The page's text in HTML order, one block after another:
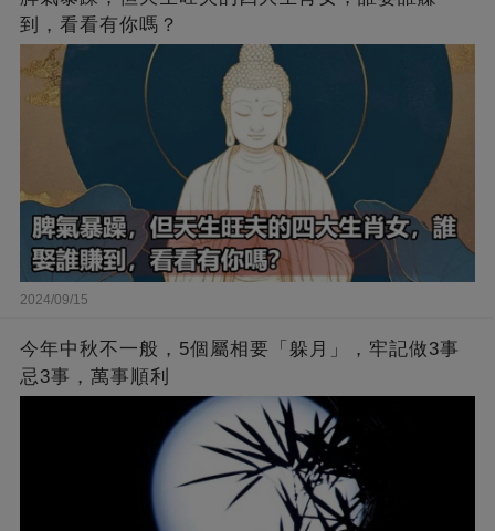
到，看看有你嗎？
2024/09/15
今年中秋不一般，5個屬相要「躲月」，牢記做3事
忌3事，萬事順利